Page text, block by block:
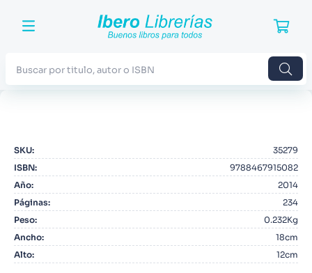
SKU:
35279
ISBN:
9788467915082
Año:
2014
Páginas:
234
Peso:
0.232Kg
Ancho:
18cm
Alto: 12cm
2. Blue Lock
3.
4. Odisea
5. Manga
6.